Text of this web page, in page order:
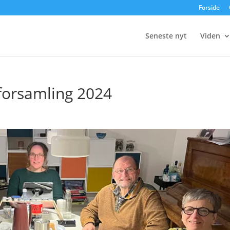
Forside
Seneste nyt Viden
2024